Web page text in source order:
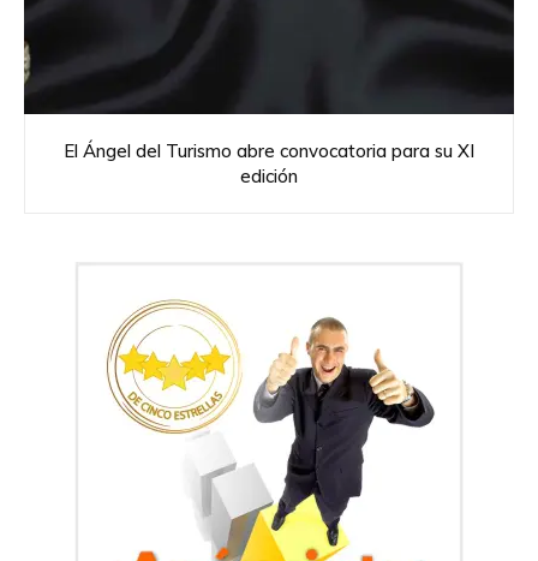
El Ángel del Turismo abre convocatoria para su XI
edición